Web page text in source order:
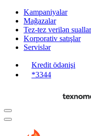
Kampaniyalar
Mağazalar
Tez-tez verilən suallar
Korporativ satışlar
Servislər
Kredit ödənişi
*3344